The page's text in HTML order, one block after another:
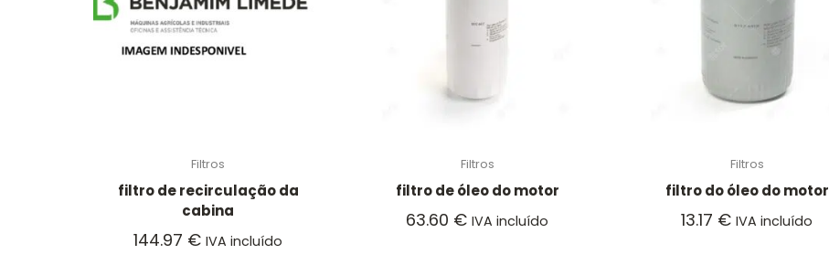
Filtros
filtro de recirculação da
cabina
144.97 € IVA incluído
Filtros
filtro de óleo do motor
63.60 € IVA incluído
Filtros
filtro do óleo do motor
13.17 € IVA incluído